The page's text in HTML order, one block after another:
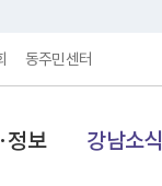
동주민센터
정보 강남소식